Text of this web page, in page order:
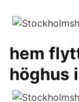
hem
höghus